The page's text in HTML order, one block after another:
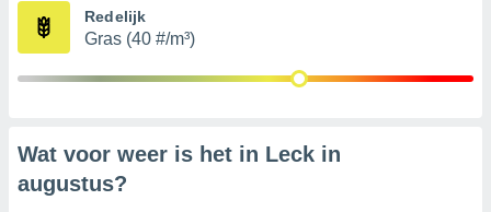
partners
Redelijk
Gras (40 #/m³)
Wat voor weer is het in Leck in
augustus?